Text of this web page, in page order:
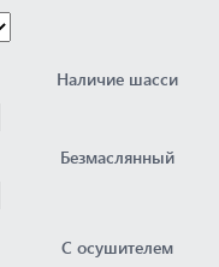
Наличие шасси
Безмаслянный
С осушителем